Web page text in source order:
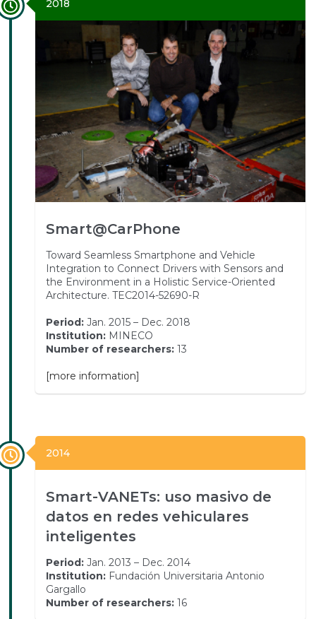
2018
Smart@CarPhone
Toward Seamless Smartphone and Vehicle
Integration to Connect Drivers with Sensors and
the Environment in a Holistic Service-Oriented
Architecture. TEC2014-52690-R
Period: Jan. 2015 – Dec. 2018
Institution: MINECO
Number of researchers: 13
[more information]
2014
Smart-VANETs: uso masivo de
datos en redes vehiculares
inteligentes
Period: Jan. 2013 – Dec. 2014
Institution: Fundación Universitaria Antonio
Gargallo
Number of researchers: 16